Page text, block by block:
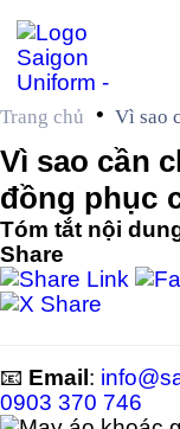
Trang chủ • Vì sao
xưởng
đồng
Vì sao cần
đồng phục
Tóm tắt nội
Share
📧 Email:
0903 370 746